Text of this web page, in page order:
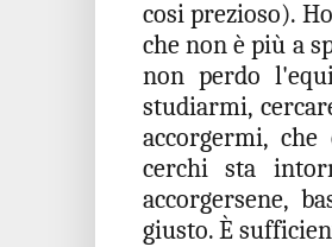
cosi prezioso).
che non è più a
non perdo
studiarmi,
accorgermi,
cerchi sta
accorgersene,
giusto. È